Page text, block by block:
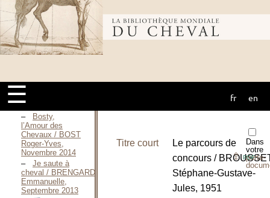
Bibliothèque
mondiale du
cheval
☰ fr en
Jaki, Septembre
2008
Épitres aux
amateurs
d’obstacles / BENOIST-
GIRONIÈRE
1980 / BENOIST-
GIRONIÈRE
Yves, 1980
Bosty,
l’Amour des
Chevaux / BOST
Roger-Yves,
Novembre 2014
Je saute à
cheval / BRENGARD
Emmanuelle,
Septembre 2013
Dans
votre
porte-
⇪PDF
Titre court
Le parcours de
concours /
Stéphane-Gustave-
Jules, 1951